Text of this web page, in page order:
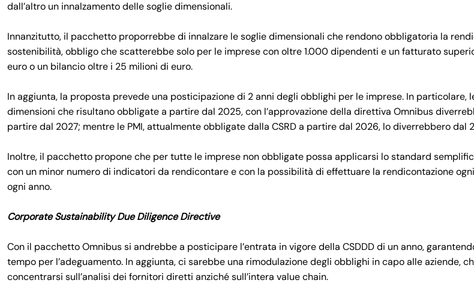
dall’altro un innalzamento delle soglie dimensionali.
Innanzitutto, il pacchetto proporrebbe di innalzare le soglie dimensionali che rendono obbligatoria la
sostenibilità, obbligo che scatterebbe solo per le imprese con oltre 1.000 dipendenti e un fatturato
euro o un bilancio oltre i 25 milioni di euro.
In aggiunta, la proposta prevede una posticipazione di 2 anni degli obblighi per le imprese. In particolare,
dimensioni che risultano obbligate a partire dal 2025, con l’approvazione della direttiva Omnibus
partire dal 2027; mentre le PMI, attualmente obbligate dalla CSRD a partire dal 2026, lo diverrebbero dal
Inoltre, il pacchetto propone che per tutte le imprese non obbligate possa applicarsi lo standard
con un minor numero di indicatori da rendicontare e con la possibilità di effettuare la rendicontazione
ogni anno.
Corporate Sustainability Due Diligence Directive
Con il pacchetto Omnibus si andrebbe a posticipare l’entrata in vigore della CSDDD di un anno,
tempo per l’adeguamento. In aggiunta, ci sarebbe una rimodulazione degli obblighi in capo alle aziende,
concentrarsi sull’analisi dei fornitori diretti anziché sull’intera value chain.